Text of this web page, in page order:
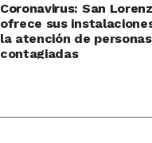
Coronavirus: San
ofrece sus
la atención de personas
contagiadas